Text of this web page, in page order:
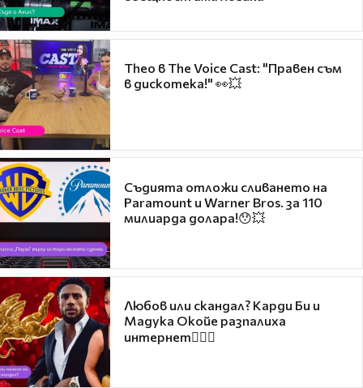
Theo в The Voice Cast: "Правен съм
в дискотека!" 👀💥
Съдията отложи сливането на
Paramount и Warner Bros. за 110
милиарда долара!😯💥
Любов или скандал? Карди Би и
Мадука Окойе разпалиха
интернет❤️‍🔥🔥